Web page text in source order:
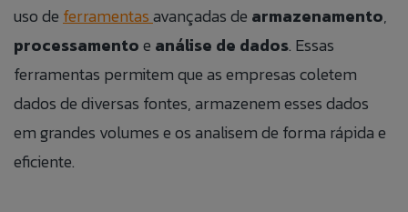
uso de ferramentasavançadas de armazenamento,
processamentoe análise de dados. Essas
ferramentas permitem que as empresas coletem
dados de diversas fontes, armazenem esses dados
em grandes volumes e os analisem de forma rápida e
eficiente.